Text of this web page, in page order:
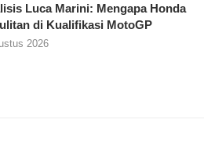
Luca Marini: Mengapa Honda
di Kualifikasi MotoGP
2026